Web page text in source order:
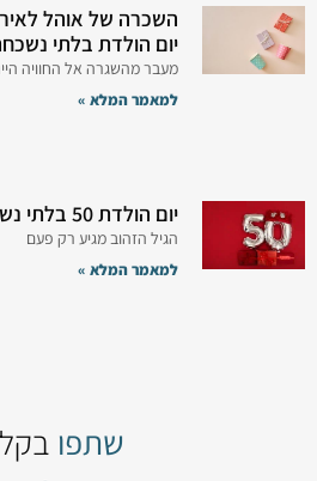
השכרה של אוהל
יום הולדת בלתי
מעבר מהשגרה אל החוויה
למאמר המלא »
יום הולדת 50 בלתי נשכח באוהל למכירה
הגיל הזהוב מגיע רק פעם
למאמר המלא »
שתפו